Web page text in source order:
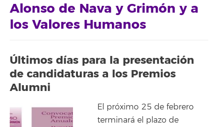
Alonso de Nava y Grimón y a
los Valores Humanos
Últimos días para la presentación
de candidaturas a los Premios
Alumni
El próximo 25 de febrero
terminará el plazo de